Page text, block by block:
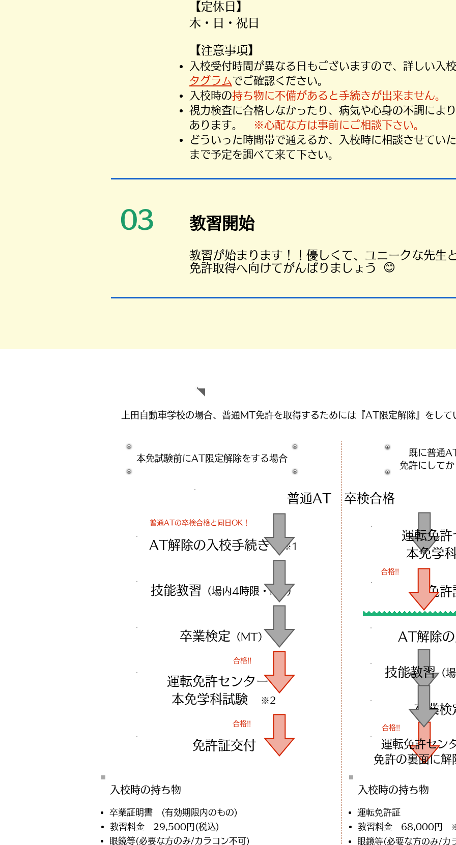
​【定休日】
木・日・祝日
​【注意事項】
入校受付時間が異なる日もございますので、詳しい入
タグラムでご確認ください。
入校時の持ち物に不備があると手続きが出来ません。
視力検査に合格しなかったり、病気や心身の不調によ
あります。
※心配な方は事前にご相談下さい。
どういった時間帯で通えるか、入校時に相談させてい
まで予定を調べて来て下さい。
03 教習開始
​教習が始まります！！ 優しくて、ユニークな先生
免許取得へ向けてがんばりましょう
😊
上田自動車学校の場合、普通MT免許を取得するためには『AT限定解除』をし
普通AT 卒検合格
本免試験前にAT限定解除を​する場合
既に普通
免許にして
AT解除の入校手続き ※1
普通ATの卒検合格と同日OK！
技能教習 （場内4時限・MT）
卒業検定 （MT）
運転免許センターで
​本免学科試験
※2
合格!!
合格!!
運転免許
本免学
免
免許証交付
AT解除
合格!!
技能教習（
卒業検
合格!!
運転免許セン
免許の裏面に
入校時の​持ち物
卒業証明書 (有効期限内のもの)
教習料金 29,500円(税込)
眼鏡等(必要な方のみ/カラコン不可)
入校時の​持ち物
運転免許証
教習料金 68,000円
眼鏡等(必要な方のみ/カ